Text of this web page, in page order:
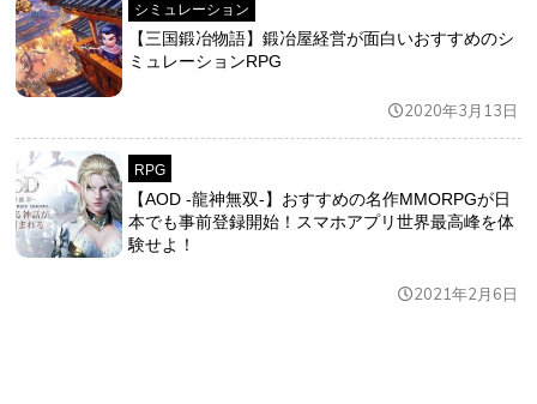
シミュレーション
【三国鍛冶物語】鍛冶屋経営が面白いおすすめのシ
ミュレーションRPG
2020年3月13日
RPG
【AOD -龍神無双-】おすすめの名作MMORPGが日
本でも事前登録開始！スマホアプリ世界最高峰を体
験せよ！
2021年2月6日